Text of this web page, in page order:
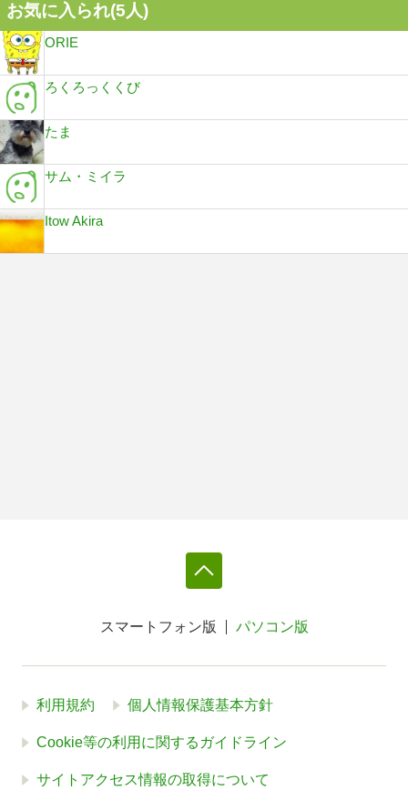
お気に入られ(5人)
ORIE
ろくろっくくび
たま
サム・ミイラ
Itow Akira
スマートフォン版 パソコン版
利用規約 個人情報保護基本方針
Cookie等の利用に関するガイドライン
サイトアクセス情報の取得について